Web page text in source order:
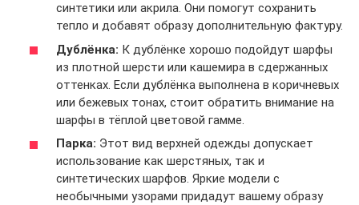
синтетики или акрила. Они помогут сохранить
тепло и добавят образу дополнительную фактуру.
Дублёнка: К дублёнке хорошо подойдут шарфы
из плотной шерсти или кашемира в сдержанных
оттенках. Если дублёнка выполнена в коричневых
или бежевых тонах, стоит обратить внимание на
шарфы в тёплой цветовой гамме.
Парка: Этот вид верхней одежды допускает
использование как шерстяных, так и
синтетических шарфов. Яркие модели с
необычными узорами придадут вашему образу